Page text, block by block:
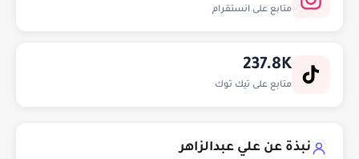
متابع على انستقرام
237.8K
متابع على تيك توك
نبذة عن علي عبدالزاهر